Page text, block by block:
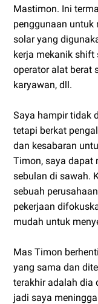
Mastimon. Ini
penggunaan
solar yang
kerja mekanik shift
operator alat berat
karyawan, dll.
Saya hampir tidak
tetapi berkat
dan kesabaran
Timon, saya dapat
sebulan di sawah.
sebuah
pekerjaan
mudah untuk
Mas Timon
yang sama dan
terakhir adalah dia
jadi saya